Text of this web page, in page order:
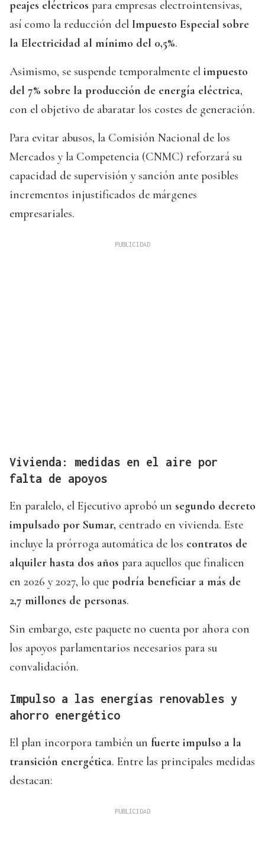
peajes eléctricos para empresas electrointensivas,
así como la reducción del Impuesto Especial sobre
la Electricidad al mínimo del 0,5%.
Asimismo, se suspende temporalmente el impuesto
del 7% sobre la producción de energía eléctrica,
con el objetivo de abaratar los costes de generación.
Para evitar abusos, la Comisión Nacional de los
Mercados y la Competencia (CNMC) reforzará su
capacidad de supervisión y sanción ante posibles
incrementos injustificados de márgenes
empresariales.
Vivienda: medidas en el aire por
falta de apoyos
En paralelo, el Ejecutivo aprobó un segundo decreto
impulsado por Sumar, centrado en vivienda. Este
incluye la prórroga automática de los contratos de
alquiler hasta dos años para aquellos que finalicen
en 2026 y 2027, lo que podría beneficiar a más de
2,7 millones de personas.
Sin embargo, este paquete no cuenta por ahora con
los apoyos parlamentarios necesarios para su
convalidación.
Impulso a las energías renovables y
ahorro energético
El plan incorpora también un fuerte impulso a la
transición energética. Entre las principales medidas
destacan: